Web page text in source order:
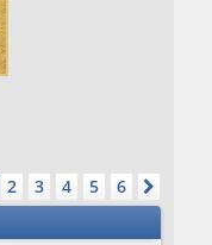
2 3 4 5 6